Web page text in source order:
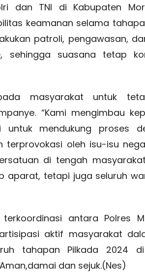
dan TNI di Kabupaten
keamanan selama
patroli, pengawasan,
sehingga suasana tetap
masyarakat untuk
“Kami mengimbau
untuk mendukung proses
terprovokasi oleh isu-isu
di tengah
aparat, tetapi juga seluruh
antara Polres
aktif masyarakat
tahapan Pilkada 2024
dan sejuk.(Nes)